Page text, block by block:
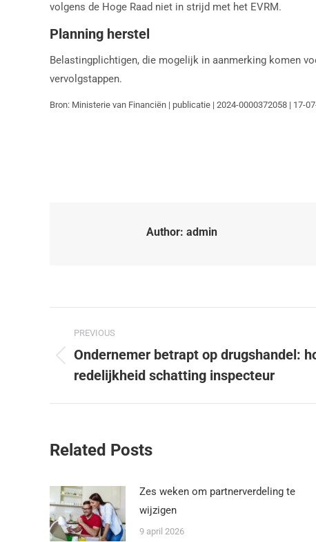
volgens de Hoge Raad niet in strijd met het EVRM.
Planning herstel
Belastingplichtigen, die mogelijk in aanmerking komen
vervolgstappen.
Bron: Ministerie van Financiën | publicatie | 2024-0000372058 | 17-
Author: admin
PREVIOUS
Ondernemer betrapt op drugshandel:
redelijkheid schatting inspecteur
Related Posts
Zes weken om partnerverdeling te
wijzigen
9 april 2026